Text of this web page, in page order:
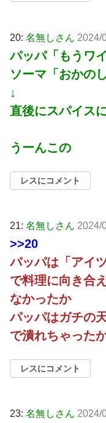
20: 名無しさん 2024/
パッパ「もうワ
ソーマ「おかのし
↓
直後にスパイス
うーんこの
レスにコメント
21: 名無しさん 2024/
>>20
パッパは「アイ
で料理に向き合
なかったか
パッパはガチの
で潰れちゃった
レスにコメント
23: 名無しさん 2024/